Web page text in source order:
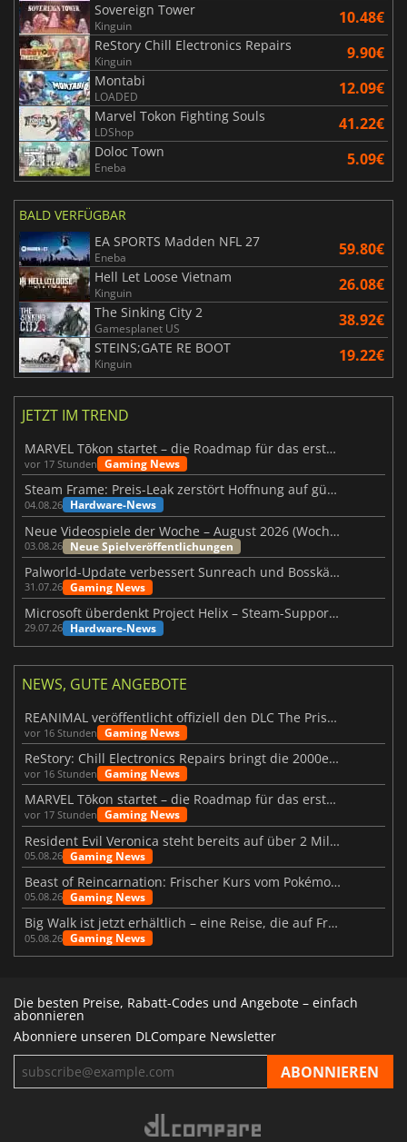
Sovereign Tower
Kinguin 10.48€
ReStory Chill Electronics Repairs
Kinguin 9.90€
Montabi
LOADED 12.09€
Marvel Tokon Fighting Souls
LDShop 41.22€
Doloc Town
Eneba 5.09€
BALD VERFÜGBAR
EA SPORTS Madden NFL 27
Eneba 59.80€
Hell Let Loose Vietnam
Kinguin 26.08€
The Sinking City 2
Gamesplanet US 38.92€
STEINS;GATE RE BOOT
Kinguin 19.22€
JETZT IM TREND
MARVEL Tōkon startet – die Roadmap für das erste Jahr wurde vorgestellt
vor 17 Stunden Gaming News
Steam Frame: Preis-Leak zerstört Hoffnung auf günstiges VR-Headset
04.08.26 Hardware-News
Neue Videospiele der Woche – August 2026 (Woche 32)
03.08.26 Neue Spielveröffentlichungen
Palworld-Update verbessert Sunreach und Bosskämpfe deutlich
31.07.26 Gaming News
Microsoft überdenkt Project Helix – Steam-Support gefährdet
29.07.26 Hardware-News
NEWS, GUTE ANGEBOTE
REANIMAL veröffentlicht offiziell den DLC The Prisoner
vor 16 Stunden Gaming News
ReStory: Chill Electronics Repairs bringt die 2000er zurück
vor 16 Stunden Gaming News
MARVEL Tōkon startet – die Roadmap für das erste Jahr wurde vorgestellt
vor 17 Stunden Gaming News
Resident Evil Veronica steht bereits auf über 2 Millionen Wunschlisten
05.08.26 Gaming News
Beast of Reincarnation: Frischer Kurs vom Pokémon-Studio
05.08.26 Gaming News
Big Walk ist jetzt erhältlich – eine Reise, die auf Freundschaft basiert
05.08.26 Gaming News
Die besten Preise, Rabatt-Codes und Angebote – einfach
abonnieren
Abonniere unseren DLCompare Newsletter